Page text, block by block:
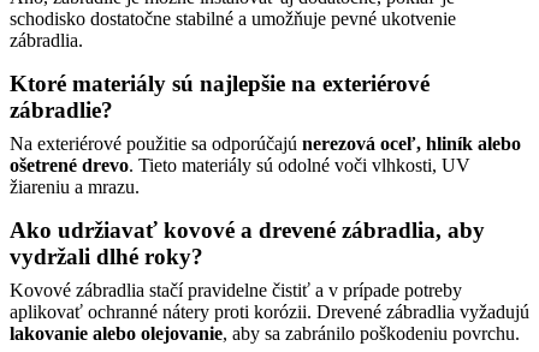
schodisko dostatočne stabilné a umožňuje pevné ukotvenie
zábradlia.
Ktoré materiály sú najlepšie na exteriérové
zábradlie?
Na exteriérové použitie sa odporúčajú nerezová oceľ, hliník alebo
ošetrené drevo. Tieto materiály sú odolné voči vlhkosti, UV
žiareniu a mrazu.
Ako udržiavať kovové a drevené zábradlia, aby
vydržali dlhé roky?
Kovové zábradlia stačí pravidelne čistiť a v prípade potreby
aplikovať ochranné nátery proti korózii. Drevené zábradlia vyžadujú
lakovanie alebo olejovanie, aby sa zabránilo poškodeniu povrchu.